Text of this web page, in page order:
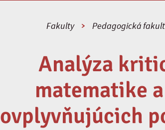
Fakulty Pedagogická
Analýza
matematike
ovplyvňujúcich